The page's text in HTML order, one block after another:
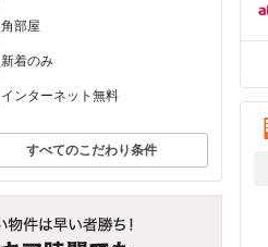
角部屋
新着のみ
インターネット無料
すべてのこだわり条件